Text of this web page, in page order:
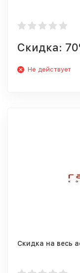
Скидка:
Не действует
Скидка на весь